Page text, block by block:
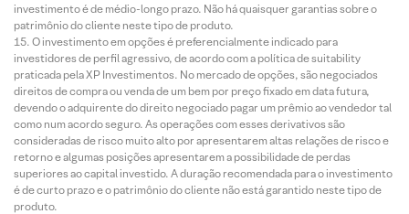
investimento é de médio-longo prazo. Não há quaisquer garantias sobre o
patrimônio do cliente neste tipo de produto.
O investimento em opções é preferencialmente indicado para
investidores de perfil agressivo, de acordo com a política de suitability
praticada pela XP Investimentos. No mercado de opções, são negociados
direitos de compra ou venda de um bem por preço fixado em data futura,
devendo o adquirente do direito negociado pagar um prêmio ao vendedor tal
como num acordo seguro. As operações com esses derivativos são
consideradas de risco muito alto por apresentarem altas relações de risco e
retorno e algumas posições apresentarem a possibilidade de perdas
superiores ao capital investido. A duração recomendada para o investimento
é de curto prazo e o patrimônio do cliente não está garantido neste tipo de
produto.